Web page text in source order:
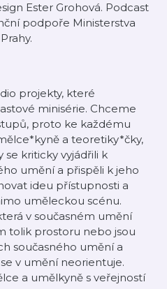
Ester Grohová. Podcast
podpoře Ministerstva
projekty, které
minisérie. Chceme
proto ke každému
a teoretiky*čky,
kriticky vyjádřili k
umění a přispěli k jeho
ideu přístupnosti a
uměleckou scénu.
v současném umění
tolik prostoru nebo jsou
současného umění a
v umění neorientuje.
a umělkyně s veřejností